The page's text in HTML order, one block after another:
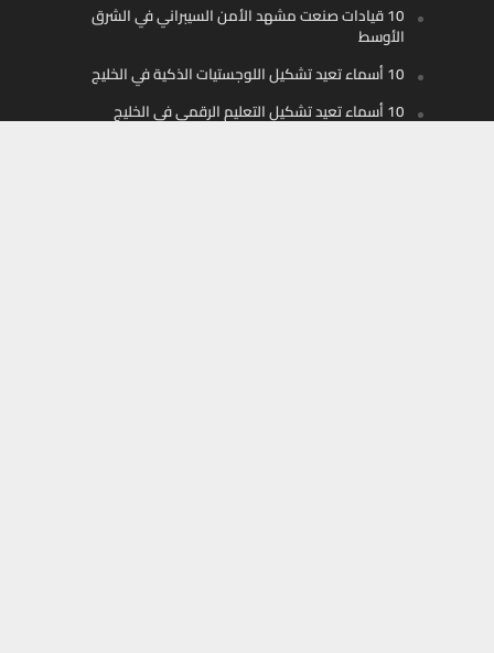
10 قيادات صنعت مشهد الأمن السيبراني في الشرق
الأوسط
10 أسماء تعيد تشكيل اللوجستيات الذكية في الخليج
10 أسماء تعيد تشكيل التعليم الرقمي في الخليج